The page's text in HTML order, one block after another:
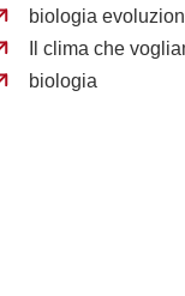
biologia
Il clima che
biologia